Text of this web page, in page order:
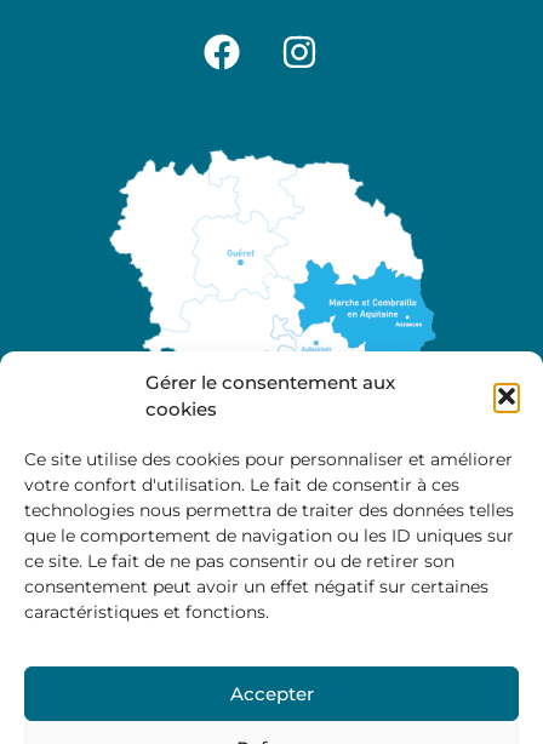
Gérer le consentement aux
cookies
Ce site utilise des cookies pour personnaliser et améliorer
votre confort d'utilisation. Le fait de consentir à ces
technologies nous permettra de traiter des données telles
que le comportement de navigation ou les ID uniques sur
ce site. Le fait de ne pas consentir ou de retirer son
consentement peut avoir un effet négatif sur certaines
caractéristiques et fonctions.
Accepter
A propos
Site officiel de la Communauté de Communes
Marche et Combraille en Aquitaine
Horaires d’ouverture :
9:00 – 12:00 / 14:00 – 17:00
Vendredi: 9:00 – 12:00